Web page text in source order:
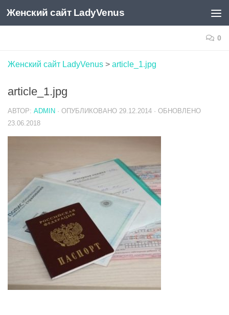
Skip to content
Женский сайт LadyVenus
0
Женский сайт LadyVenus > article_1.jpg
article_1.jpg
АВТОР: ADMIN · ОПУБЛИКОВАНО 29.12.2014 · ОБНОВЛЕНО
23.06.2018